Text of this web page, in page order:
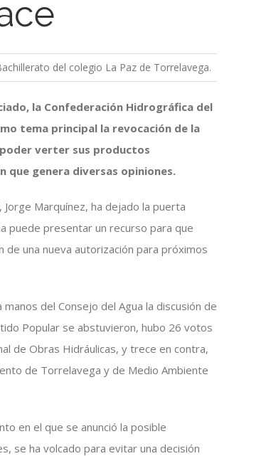
del colegio La Paz de Torrelavega.
la Confederación Hidrográfica del
tema principal la revocación de la
verter sus productos
que genera diversas opiniones.
Marquínez, ha dejado la puerta
puede presentar un recurso para que
una nueva autorización para próximos
del Consejo del Agua la discusión de
Popular se abstuvieron, hubo 26 votos
de Obras Hidráulicas, y trece en contra,
de Torrelavega y de Medio Ambiente
en el que se anunció la posible
se ha volcado para evitar una decisión